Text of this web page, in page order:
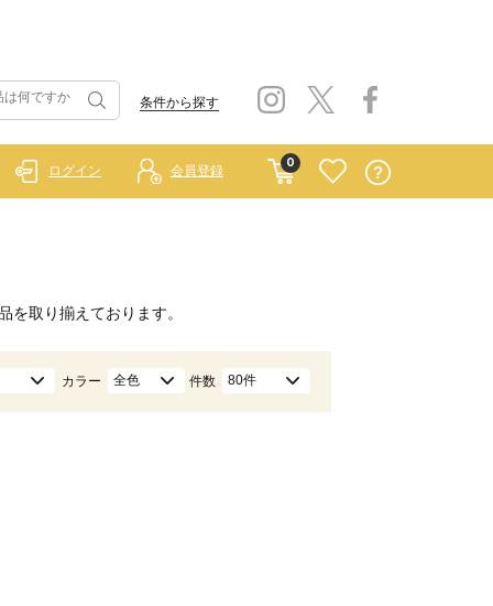
条件から探す
0
ログイン 会員登録
を取り揃えております。
カラー 全色 件数 80件